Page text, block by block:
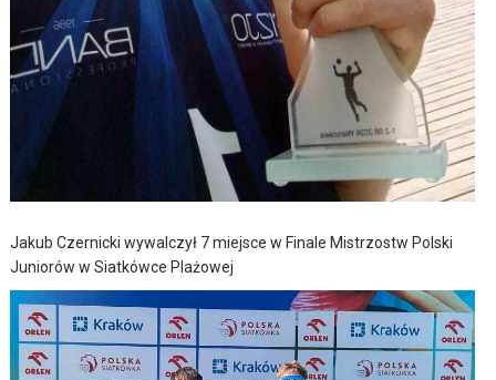
Jakub Czernicki wywalczył 7 miejsce w Finale Mistrzostw Polski
Juniorów w Siatkówce Plażowej